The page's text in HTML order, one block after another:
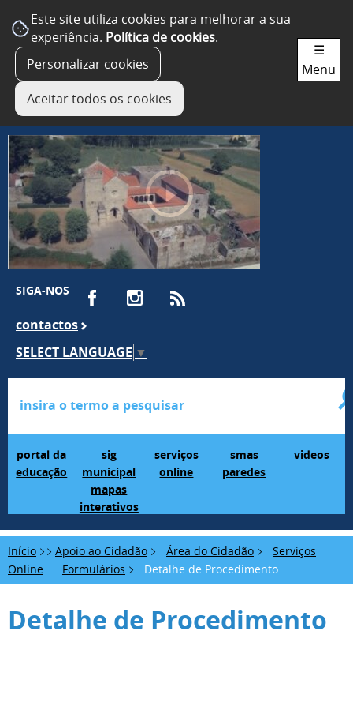
Este site utiliza cookies para melhorar a sua
experiência. Política de cookies.
Personalizar cookies
Aceitar todos os cookies
SIGA-NOS
contactos
SELECT LANGUAGE ▼
portal da
educação
sig
municipal
mapas
interativos
serviços
online
smas
paredes
videos
☰
Menu
Início Apoio ao Cidadão Área do Cidadão
Serviços
Online
Formulários Detalhe de Procedimento
Detalhe de Procedimento